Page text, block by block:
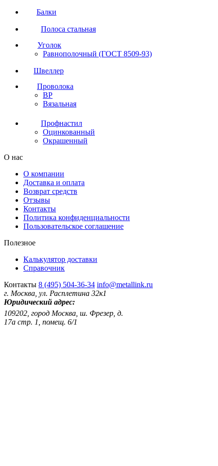
Балки
Полоса стальная
Уголок
Равнополочный (ГОСТ 8509-93)
Швеллер
Проволока
ВР
Вязальная
Профнастил
Оцинкованный
Окрашенный
О нас
О компании
Доставка и оплата
Возврат средств
Отзывы
Контакты
Политика конфиденциальности
Пользовательское соглашение
Полезное
Калькулятор доставки
Справочник
Контакты 8 (495) 504-36-34 info@metallink.ru
г. Москва, ул. Расплетина 32к1
Юридический адрес:
109202, город Москва, ш. Фрезер, д.
17а стр. 1, помещ. 6/1